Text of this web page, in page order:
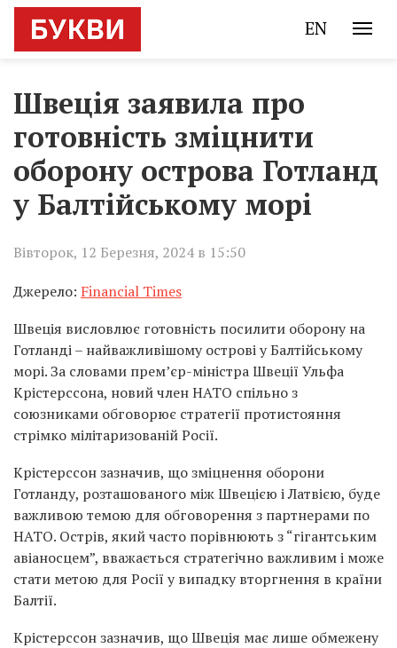
EN
Швеція заявила про
готовність зміцнити
оборону острова Готланд
у Балтійському морі
Вівторок, 12 Березня, 2024 в 15:50
Джерело: Financial Times
Швеція висловлює готовність посилити оборону на
Готланді – найважливішому острові у Балтійському
морі. За словами прем’єр-міністра Швеції Ульфа
Крістерссона, новий член НАТО спільно з
союзниками обговорює стратегії протистояння
стрімко мілітаризованій Росії.
Крістерссон зазначив, що зміцнення оборони
Готланду, розташованого між Швецією і Латвією, буде
важливою темою для обговорення з партнерами по
НАТО. Острів, який часто порівнюють з “гігантським
авіаносцем”, вважається стратегічно важливим і може
стати метою для Росії у випадку вторгнення в країни
Балтії.
Крістерссон зазначив, що Швеція має лише обмежену